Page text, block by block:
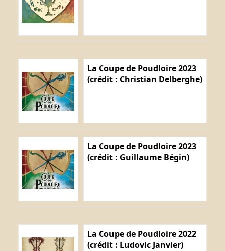
La Coupe de Poudloire 2023
(crédit : Christian Delberghe)
La Coupe de Poudloire 2023
(crédit : Guillaume Bégin)
La Coupe de Poudloire 2022
(crédit : Ludovic Janvier)